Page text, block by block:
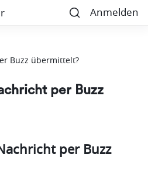
Anmelden
Buzz übermittelt?
per Buzz
per Buzz